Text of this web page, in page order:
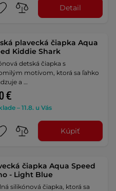
Detail
plavecká čiapka Aqua
Kiddie Shark
detská čiapka s
motívom, ktorá sa ľahko
a …
€
– 11.8. u Vás
Kúpiť
čiapka Aqua Speed
- Light Blue
silikónová čiapka, ktorá sa